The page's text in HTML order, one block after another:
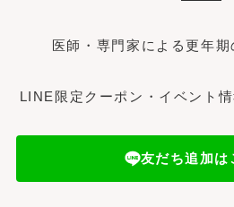
医師・専門家による更年期
LINE限定クーポン・イベント
友だち追加は